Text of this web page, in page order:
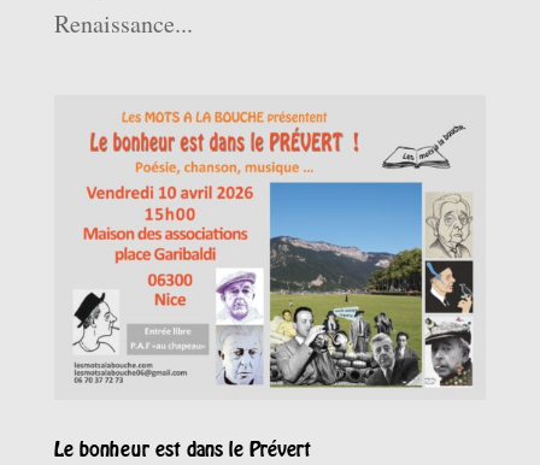
Renaissance...
Le bonheur est dans le Prévert